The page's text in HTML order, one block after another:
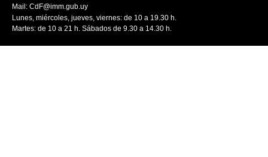
Mail: CdF@imm.gub.uy
Lunes, miércoles, jueves, viernes: de 10 a 19.30 h.
Martes: de 10 a 21 h. Sábados de 9.30 a 14.30 h.